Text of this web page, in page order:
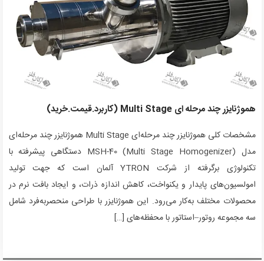
هموژنایزر چند مرحله ای Multi Stage (کاربرد.قیمت.خرید)
مشخصات کلی هموژنایزر چند مرحله‌ای Multi Stage هموژنایزر چند مرحله‌ای
مدل MSH-40 (Multi Stage Homogenizer) دستگاهی پیشرفته با
تکنولوژی برگرفته از شرکت YTRON آلمان است که جهت تولید
امولسیون‌های پایدار و یکنواخت، کاهش اندازه ذرات، و ایجاد بافت نرم در
محصولات مختلف به‌کار می‌رود. این هموژنایزر با طراحی منحصربه‌فرد شامل
سه مجموعه روتور–استاتور با محفظه‌های […]